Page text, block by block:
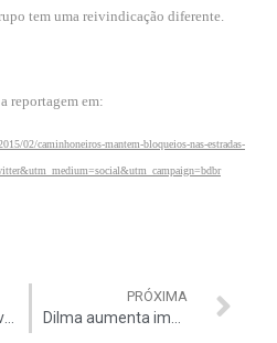
tem uma reivindicação diferente.
reportagem em:
02/caminhoneiros-mantem-bloqueios-nas-estradas-
Operador entregava ‘dinheiro vivo’ a Duque
PRÓXIMA
Dilma aumenta impostos de novo